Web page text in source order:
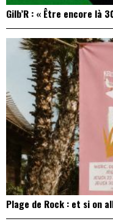
Gilb’R : « Être encore là
Plage de Rock : et si on